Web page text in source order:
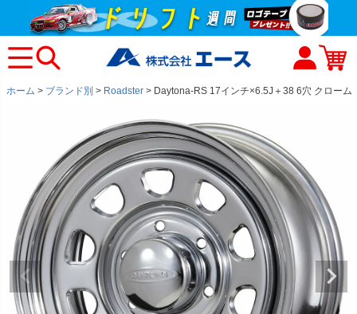
ホーム ブランド別 Roadster Daytona-RS 17インチ×6.5J＋38 6穴 クローム